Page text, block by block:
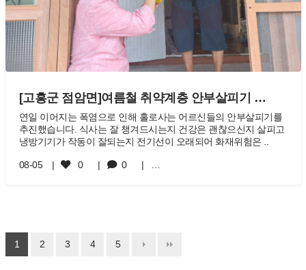
[고흥군 점암면]여름철 취약계층 안부살피기 …
연일 이어지는 폭염으로 인해 홀로사는 어르신들의 안부살피기를
추진했습니다. 식사는 잘 챙겨드시는지 건강은 괜찮으신지 살피고
냉방기기가 작동이 잘되는지 전기선이 오래되어 화재위험은 ..
08-05 0 0
1 2 3 4 5